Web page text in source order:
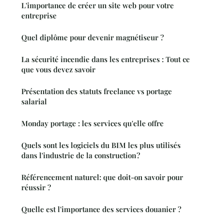
L'importance de créer un site web pour votre
entreprise
Quel diplôme pour devenir magnétiseur ?
La sécurité incendie dans les entreprises : Tout ce
que vous devez savoir
Présentation des statuts freelance vs portage
salarial
Monday portage : les services qu'elle offre
Quels sont les logiciels du BIM les plus utilisés
dans l'industrie de la construction ?
Référencement naturel: que doit-on savoir pour
réussir ?
Quelle est l'importance des services douanier ?